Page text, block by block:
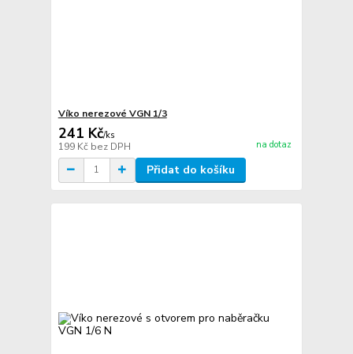
Víko nerezové VGN 1/3
241 Kč/ks
199 Kč bez DPH na dotaz
Přidat do košíku